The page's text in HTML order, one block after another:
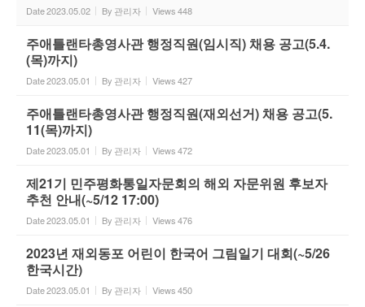
Date2023.05.02 By 관리자 Views448
주애틀랜타총영사관 행정직원(임시직) 채용 공고(5.4.
(목)까지)
Date2023.05.01 By 관리자 Views427
주애틀랜타총영사관 행정직원(재외선거) 채용 공고(5.
11(목)까지)
Date2023.05.01 By 관리자 Views472
제21기 민주평화통일자문회의 해외 자문위원 후보자
추천 안내(~5/12 17:00)
Date2023.05.01 By 관리자 Views476
2023년 재외동포 어린이 한국어 그림일기 대회(~5/26
한국시간)
Date2023.05.01 By 관리자 Views450